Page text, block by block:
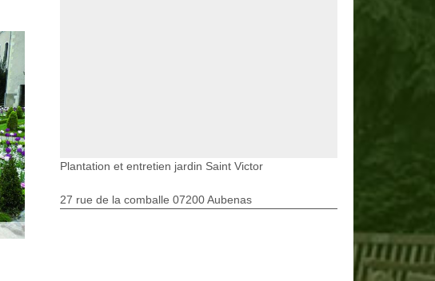
Plantation et entretien jardin Saint Victor
27 rue de la comballe 07200 Aubenas